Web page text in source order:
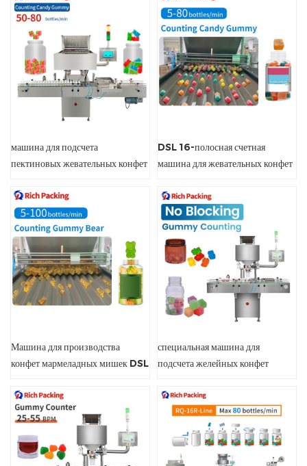
машина для подсчета
пектиновых жевательных конфет
DSL 16-полосная счетная
машина для жевательных конфет
Машина для производства
конфет мармеладных мишек DSL
специальная машина для
подсчета желейных конфет